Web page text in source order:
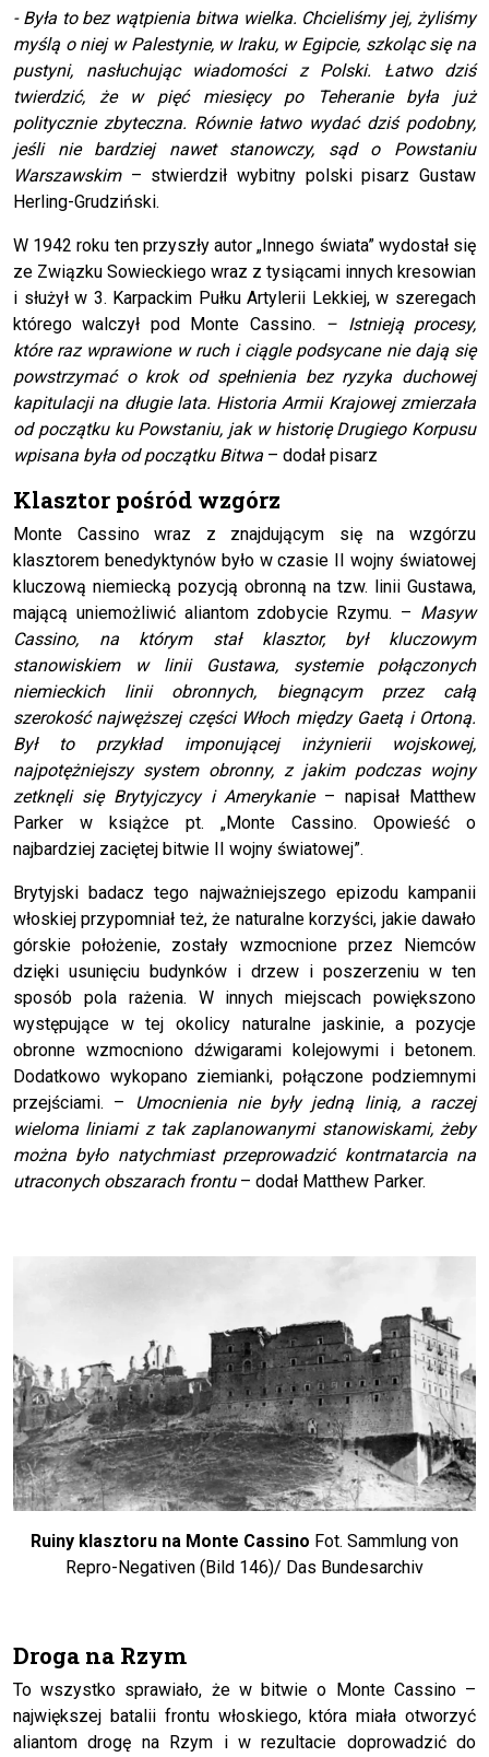
- Była to bez wątpienia bitwa wielka. Chcieliśmy jej, żyliśmy
myślą o niej w Palestynie, w Iraku, w Egipcie, szkoląc się na
pustyni, nasłuchując wiadomości z Polski. Łatwo dziś
twierdzić, że w pięć miesięcy po Teheranie była już
politycznie zbyteczna. Równie łatwo wydać dziś podobny,
jeśli nie bardziej nawet stanowczy, sąd o Powstaniu
Warszawskim– stwierdził wybitny polski pisarz Gustaw
Herling-Grudziński.
W 1942 roku ten przyszły autor „Innego świata” wydostał się
ze Związku Sowieckiego wraz z tysiącami innych kresowian
i służył w 3. Karpackim Pułku Artylerii Lekkiej, w szeregach
którego walczył pod Monte Cassino. – Istnieją procesy,
które raz wprawione w ruch i ciągle podsycane nie dają się
powstrzymać o krok od spełnienia bez ryzyka duchowej
kapitulacji na długie lata. Historia Armii Krajowej zmierzała
od początku ku Powstaniu, jak w historię Drugiego Korpusu
wpisana była od początku Bitwa – dodał pisarz
Klasztor pośród wzgórz
Monte Cassino wraz z znajdującym się na wzgórzu
klasztorem benedyktynów było w czasie II wojny światowej
kluczową niemiecką pozycją obronną na tzw. linii Gustawa,
mającą uniemożliwić aliantom zdobycie Rzymu. – Masyw
Cassino, na którym stał klasztor, był kluczowym
stanowiskiem w linii Gustawa, systemie połączonych
niemieckich linii obronnych, biegnącym przez całą
szerokość najwęższej części Włoch między Gaetą i Ortoną.
Był to przykład imponującej inżynierii wojskowej,
najpotężniejszy system obronny, z jakim podczas wojny
zetknęli się Brytyjczycy i Amerykanie– napisał Matthew
Parker w książce pt. „Monte Cassino. Opowieść o
najbardziej zaciętej bitwie II wojny światowej”.
Brytyjski badacz tego najważniejszego epizodu kampanii
włoskiej przypomniał też, że naturalne korzyści, jakie dawało
górskie położenie, zostały wzmocnione przez Niemców
dzięki usunięciu budynków i drzew i poszerzeniu w ten
sposób pola rażenia. W innych miejscach powiększono
występujące w tej okolicy naturalne jaskinie, a pozycje
obronne wzmocniono dźwigarami kolejowymi i betonem.
Dodatkowo wykopano ziemianki, połączone podziemnymi
przejściami. – Umocnienia nie były jedną linią, a raczej
wieloma liniami z tak zaplanowanymi stanowiskami, żeby
można było natychmiast przeprowadzić kontrnatarcia na
utraconych obszarach frontu– dodał Matthew Parker.
Ruiny klasztoru na Monte Cassino Fot. Sammlung von
Repro-Negativen (Bild 146)/ Das Bundesarchiv
Droga na Rzym
To wszystko sprawiało, że w bitwie o Monte Cassino –
największej batalii frontu włoskiego, która miała otworzyć
aliantom drogę na Rzym i w rezultacie doprowadzić do